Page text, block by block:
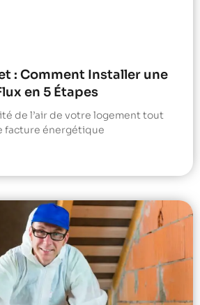
: Comment Installer une
en 5 Étapes
de l’air de votre logement tout
facture énergétique